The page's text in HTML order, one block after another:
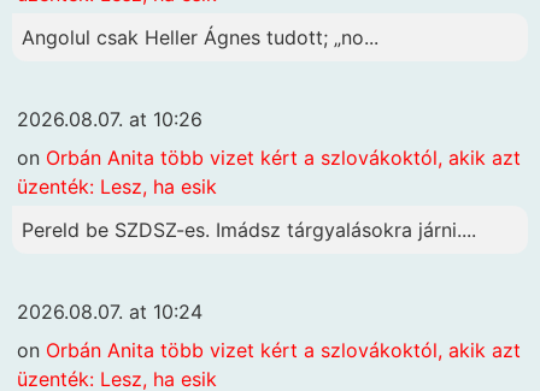
Angolul csak Heller Ágnes tudott; „no...
2026.08.07. at 10:26
on Orbán Anita több vizet kért a szlovákoktól, akik azt
üzenték: Lesz, ha esik
Pereld be SZDSZ-es. Imádsz tárgyalásokra járni....
2026.08.07. at 10:24
on Orbán Anita több vizet kért a szlovákoktól, akik azt
üzenték: Lesz, ha esik